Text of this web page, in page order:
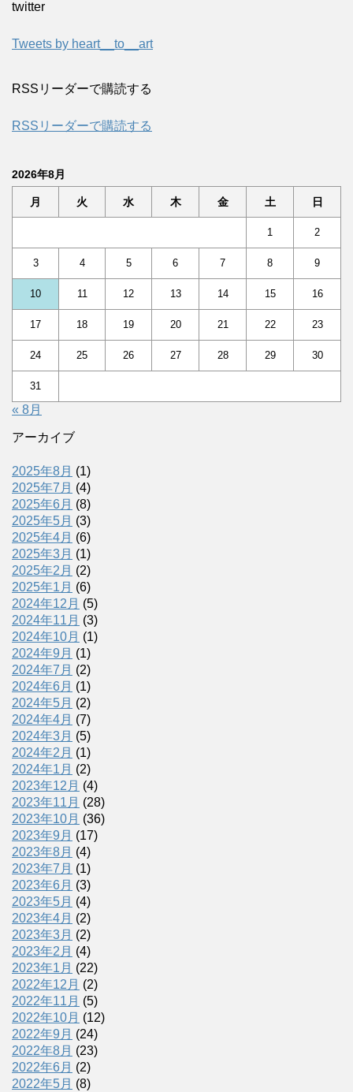
twitter
Tweets by heart__to__art
RSSリーダーで購読する
RSSリーダーで購読する
2026年8月
月 火 水 木 金 土 日
1 2
3 4 5 6 7 8 9
10 11 12 13 14 15 16
17 18 19 20 21 22 23
24 25 26 27 28 29 30
31
« 8月
アーカイブ
2025年8月 (1)
2025年7月 (4)
2025年6月 (8)
2025年5月 (3)
2025年4月 (6)
2025年3月 (1)
2025年2月 (2)
2025年1月 (6)
2024年12月 (5)
2024年11月 (3)
2024年10月 (1)
2024年9月 (1)
2024年7月 (2)
2024年6月 (1)
2024年5月 (2)
2024年4月 (7)
2024年3月 (5)
2024年2月 (1)
2024年1月 (2)
2023年12月 (4)
2023年11月 (28)
2023年10月 (36)
2023年9月 (17)
2023年8月 (4)
2023年7月 (1)
2023年6月 (3)
2023年5月 (4)
2023年4月 (2)
2023年3月 (2)
2023年2月 (4)
2023年1月 (22)
2022年12月 (2)
2022年11月 (5)
2022年10月 (12)
2022年9月 (24)
2022年8月 (23)
2022年6月 (2)
2022年5月 (8)